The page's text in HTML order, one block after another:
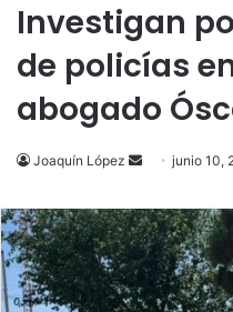
Investigan
de policías
abogado
Joaquín López
Send
email
junio 10,